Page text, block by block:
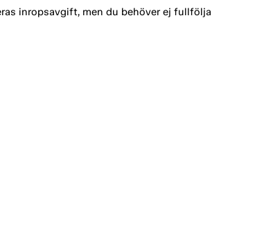
inropsavgift, men du behöver ej fullfölja